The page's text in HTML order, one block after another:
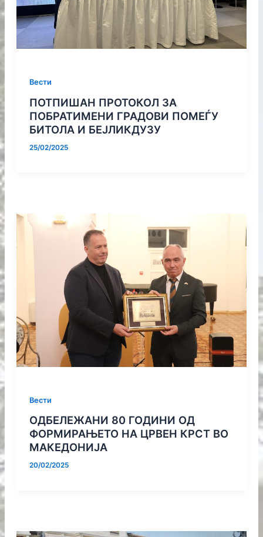
Вести
ПОТПИШАН ПРОТОКОЛ ЗА
ПОБРАТИМЕНИ ГРАДОВИ ПОМЕЃУ
БИТОЛА И БЕЈЛИКДУЗУ
25/02/2025
Вести
ОДБЕЛЕЖАНИ 80 ГОДИНИ ОД
ФОРМИРАЊЕТО НА ЦРВЕН КРСТ ВО
МАКЕДОНИЈА
20/02/2025